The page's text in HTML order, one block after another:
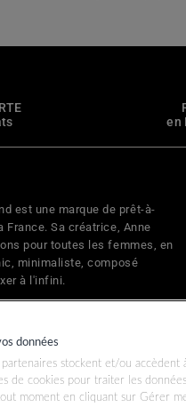
en
est une marque de prêt-à-
France. Sa créatrice, Anne
pour toutes les femmes, en
minimaliste, composé
à l'infini.
données
stockent et/ou
de cookies pour traiter les
moment en cliquant sur Gérer